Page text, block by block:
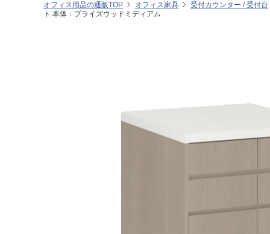
オフィス用品の通販TOP オフィス家具 受付カウンター / 受付台
ト 本体：プライズウッドミディアム